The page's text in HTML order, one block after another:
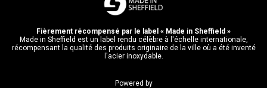
Fièrement récompensé par le label « Made in Sheffield »
Made in Sheffield est un label rendu célèbre à l'échelle internationale,
récompensant la qualité des produits originaire de la ville où a été inventé
l'acier inoxydable.
Powered by